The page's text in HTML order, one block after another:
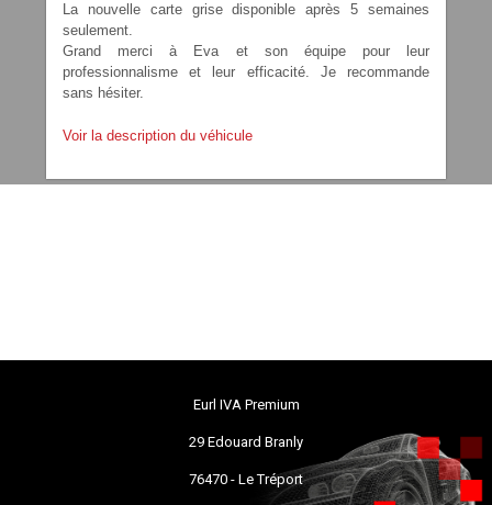
La nouvelle carte grise disponible après 5 semaines
seulement.
Grand merci à Eva et son équipe pour leur
professionnalisme et leur efficacité. Je recommande
sans hésiter.
Voir la description du véhicule
Eurl IVA Premium
29 Edouard Branly
76470 - Le Tréport